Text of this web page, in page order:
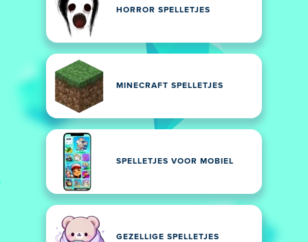
HORROR SPELLETJES
MINECRAFT SPELLETJES
SPELLETJES VOOR MOBIEL
GEZELLIGE SPELLETJES